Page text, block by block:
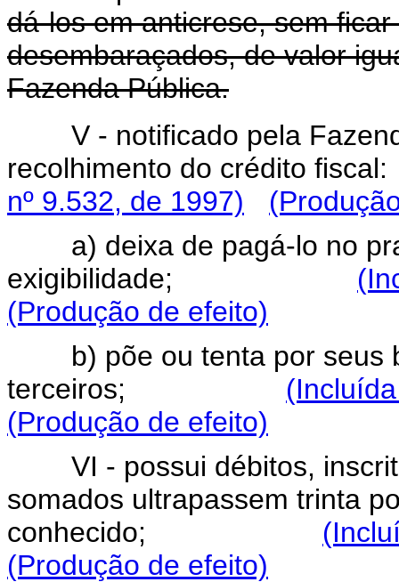
dá-los em anticrese, sem
desembaraçados, de valor
Fazenda Pública.
V - notificado pela
recolhimento do
nº 9.532, de 1997)
a) deixa de pagá-lo no
exigibilidade;
(Produção de efeito)
b) põe ou tenta por seus
terceiros;
(Produção de efeito)
VI - possui débitos,
somados ultrapassem trinta
conhecido;
(Produção de efeito)